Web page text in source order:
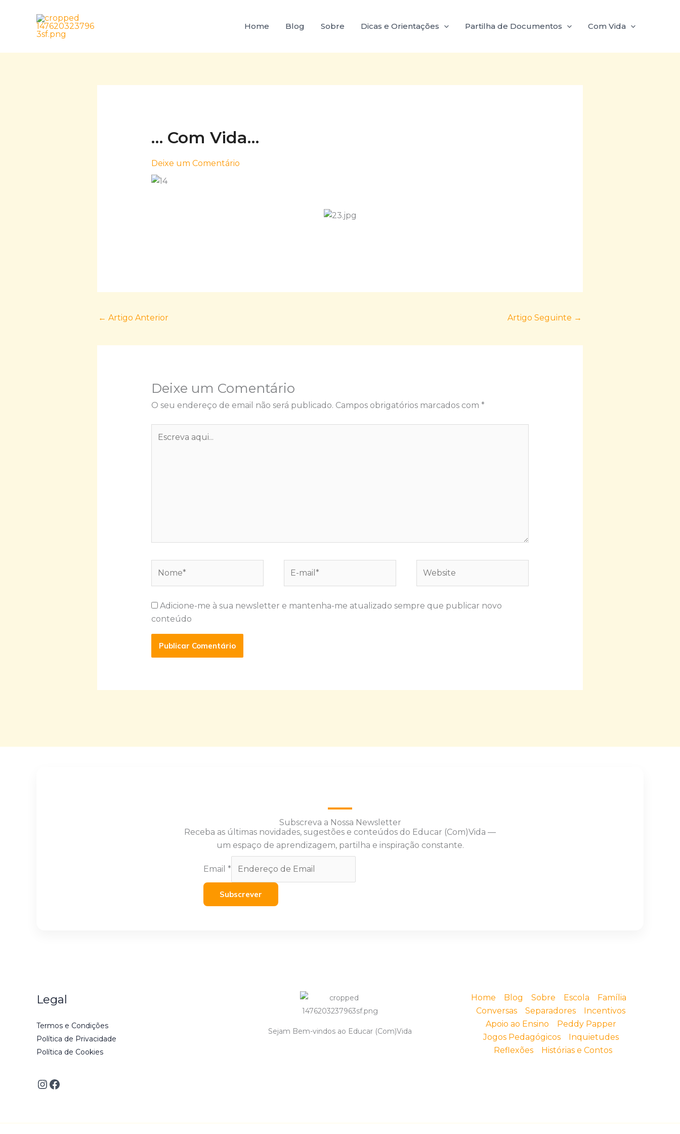
Home Blog Sobre Dicas e Orientações Partilha de Documentos Com Vida
… Com Vida…
Deixe um Comentário
← Artigo Anterior Artigo Seguinte →
Deixe um Comentário
O seu endereço de email não será publicado. Campos obrigatórios marcados com *
aqui...
mail*
Adicione-me à sua newsletter e mantenha-me atualizado sempre que publicar novo
conteúdo
Subscreva a Nossa Newsletter
Receba as últimas novidades, sugestões e conteúdos do Educar (Com)Vida —
um espaço de aprendizagem, partilha e inspiração constante.
Email *
Subscrever
Legal
Termos e Condições
Política de Privacidade
Política de Cookies
Sejam Bem-vindos ao Educar (Com)Vida
Home Blog Sobre Escola
Família
Conversas
Separadores
Incentivos
Apoio ao Ensino
Peddy Papper
Jogos Pedagógicos
Inquietudes
Reflexões
Histórias e Contos